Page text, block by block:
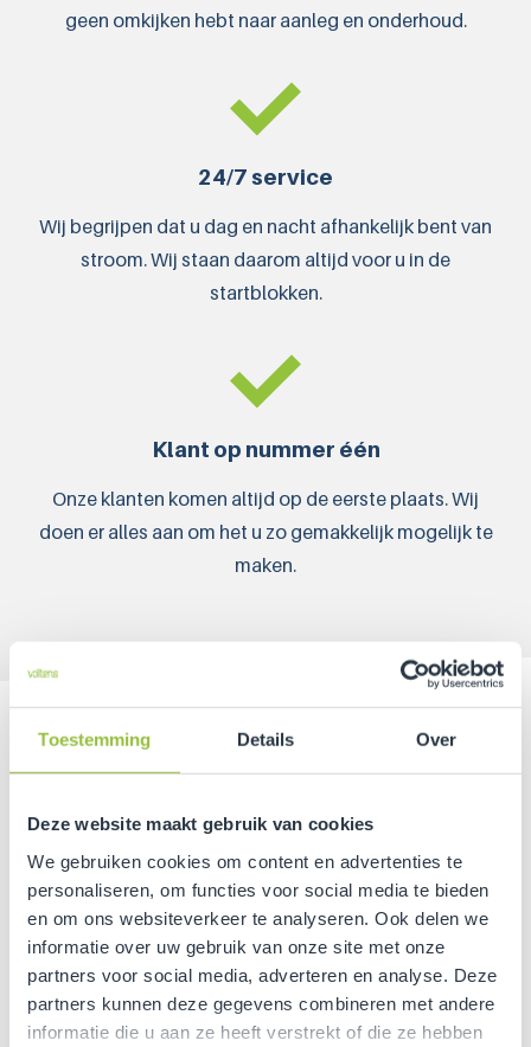
Toestemming Details Over
Deze website maakt gebruik van cookies
We gebruiken cookies om content en advertenties te
personaliseren, om functies voor social media te bieden
en om ons websiteverkeer te analyseren. Ook delen we
informatie over uw gebruik van onze site met onze
partners voor social media, adverteren en analyse. Deze
partners kunnen deze gegevens combineren met andere
informatie die u aan ze heeft verstrekt of die ze hebben
geen omkijken hebt naar aanleg en onderhoud.
24/7 service
Wij begrijpen dat u dag en nacht afhankelijk bent van
stroom. Wij staan daarom altijd voor u in de
startblokken.
Klant op nummer één
Onze klanten komen altijd op de eerste plaats. Wij
doen er alles aan om het u zo gemakkelijk mogelijk te
maken.
De totaalleverancier en installateur van
transformatorstations
Ervaren technici en technisch adviseurs hebben hun
krachten gebundeld in Voltens. Gedreven door
eenvoud en transparantie zetten wij de klant op
nummer één. We zijn namelijk overtuigd dat aansluiten
slimmer kan. Allesomvattend advies, maatwerk,
verregaande service: zo wordt uw project vakkundig
gekoppeld aan het net.